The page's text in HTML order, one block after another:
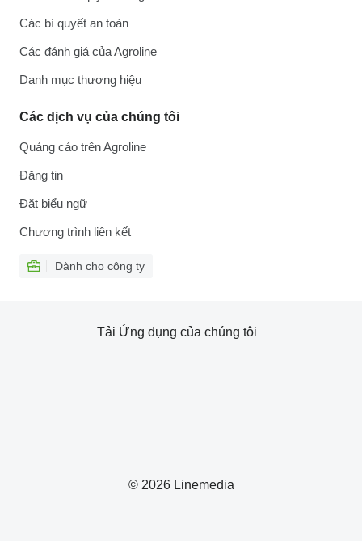
Các bí quyết an toàn
Các đánh giá của Agroline
Danh mục thương hiệu
Các dịch vụ của chúng tôi
Quảng cáo trên Agroline
Đăng tin
Đặt biểu ngữ
Chương trình liên kết
Dành cho công ty
© 2026 Linemedia
Tải Ứng dụng của chúng tôi